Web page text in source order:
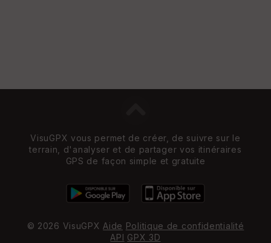
VisuGPX vous permet de créer, de suivre sur le
terrain, d'analyser et de partager vos itinéraires
GPS de façon simple et gratuite
© 2026 VisuGPX Aide Politique de confidentialité
API GPX 3D